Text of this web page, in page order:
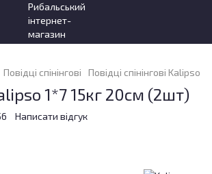
Повідці спінінгові Повідці спінінгові Kalipso
1*7 15кг 20см (2шт)
Написати відгук